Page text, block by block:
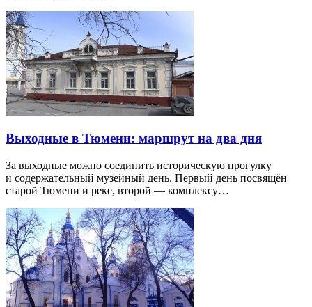
Выходные в Тюмени: маршрут на два дня
За выходные можно соединить историческую прогулку
и содержательный музейный день. Первый день посвящён
старой Тюмени и реке, второй — комплексу…